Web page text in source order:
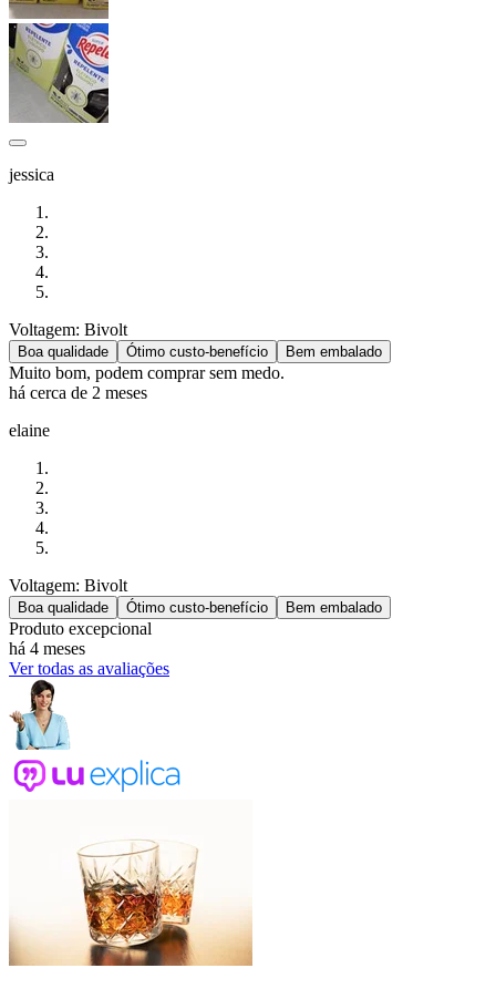
jessica
Voltagem: Bivolt
Boa qualidade Ótimo custo-benefício Bem embalado
Muito bom, podem comprar sem medo.
há cerca de 2 meses
elaine
Voltagem: Bivolt
Boa qualidade Ótimo custo-benefício Bem embalado
Produto excepcional
há 4 meses
Ver todas as avaliações